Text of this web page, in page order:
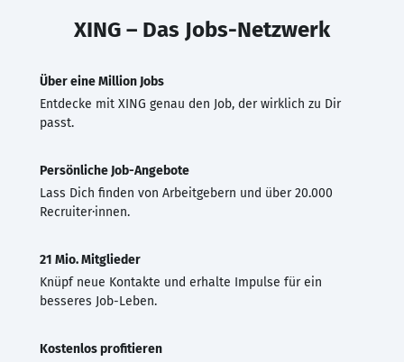
XING – Das Jobs-Netzwerk
Über eine Million Jobs
Entdecke mit XING genau den Job, der wirklich zu Dir
passt.
Persönliche Job-Angebote
Lass Dich finden von Arbeitgebern und über 20.000
Recruiter·innen.
21 Mio. Mitglieder
Knüpf neue Kontakte und erhalte Impulse für ein
besseres Job-Leben.
Kostenlos profitieren